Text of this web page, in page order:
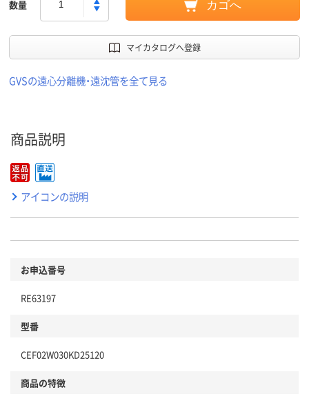
数量 カゴへ
マイカタログへ登録
GVSの遠心分離機・遠沈管を全て見る
商品説明
アイコンの説明
お申込番号
RE63197
型番
CEF02W030KD25120
商品の特徴